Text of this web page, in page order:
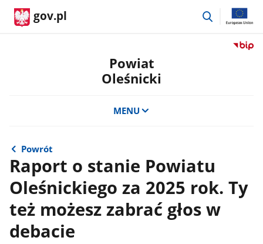
gov.pl
przejdź
Przejdź
Powiat
Oleśnicki
MENU
Powrót
Raport o stanie Powiatu
Oleśnickiego za 2025 rok. Ty
też możesz zabrać głos w
debacie